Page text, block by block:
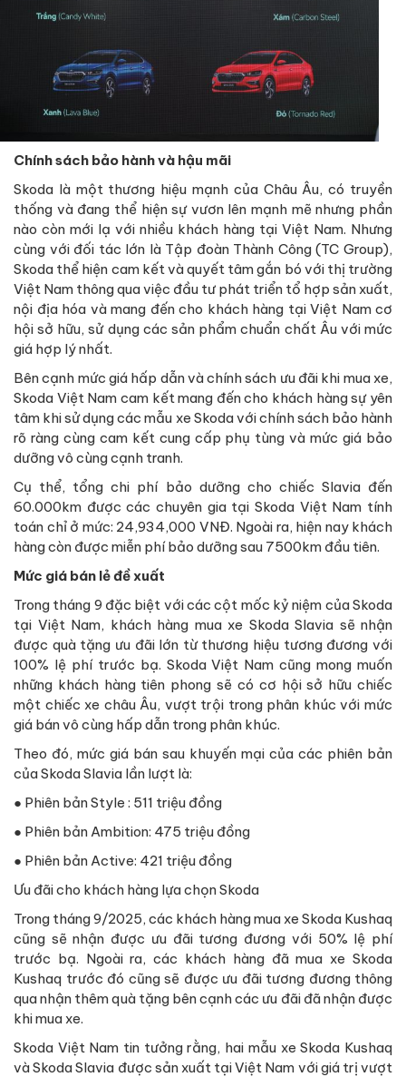
Chính sách bảo hành và hậu mãi
Skoda là một thương hiệu mạnh của Châu Âu, có truyền
thống và đang thể hiện sự vươn lên mạnh mẽ nhưng phần
nào còn mới lạ với nhiều khách hàng tại Việt Nam. Nhưng
cùng với đối tác lớn là Tập đoàn Thành Công (TC Group),
Skoda thể hiện cam kết và quyết tâm gắn bó với thị trường
Việt Nam thông qua việc đầu tư phát triển tổ hợp sản xuất,
nội địa hóa và mang đến cho khách hàng tại Việt Nam cơ
hội sở hữu, sử dụng các sản phẩm chuẩn chất Âu với mức
giá hợp lý nhất.
Bên cạnh mức giá hấp dẫn và chính sách ưu đãi khi mua xe,
Skoda Việt Nam cam kết mang đến cho khách hàng sự yên
tâm khi sử dụng các mẫu xe Skoda với chính sách bảo hành
rõ ràng cùng cam kết cung cấp phụ tùng và mức giá bảo
dưỡng vô cùng cạnh tranh.
Cụ thể, tổng chi phí bảo dưỡng cho chiếc Slavia đến
60.000km được các chuyên gia tại Skoda Việt Nam tính
toán chỉ ở mức: 24,934,000 VNĐ. Ngoài ra, hiện nay khách
hàng còn được miễn phí bảo dưỡng sau 7500km đầu tiên.
Mức giá bán lẻ đề xuất
Trong tháng 9 đặc biệt với các cột mốc kỷ niệm của Skoda
tại Việt Nam, khách hàng mua xe Skoda Slavia sẽ nhận
được quà tặng ưu đãi lớn từ thương hiệu tương đương với
100% lệ phí trước bạ. Skoda Việt Nam cũng mong muốn
những khách hàng tiên phong sẽ có cơ hội sở hữu chiếc
một chiếc xe châu Âu, vượt trội trong phân khúc với mức
giá bán vô cùng hấp dẫn trong phân khúc.
Theo đó, mức giá bán sau khuyến mại của các phiên bản
của Skoda Slavia lần lượt là:
● Phiên bản Style : 511 triệu đồng
● Phiên bản Ambition: 475 triệu đồng
● Phiên bản Active: 421 triệu đồng
Ưu đãi cho khách hàng lựa chọn Skoda
Trong tháng 9/2025, các khách hàng mua xe Skoda Kushaq
cũng sẽ nhận được ưu đãi tương đương với 50% lệ phí
trước bạ. Ngoài ra, các khách hàng đã mua xe Skoda
Kushaq trước đó cũng sẽ được ưu đãi tương đương thông
qua nhận thêm quà tặng bên cạnh các ưu đãi đã nhận được
khi mua xe.
Skoda Việt Nam tin tưởng rằng, hai mẫu xe Skoda Kushaq
và Skoda Slavia được sản xuất tại Việt Nam với giá trị vượt